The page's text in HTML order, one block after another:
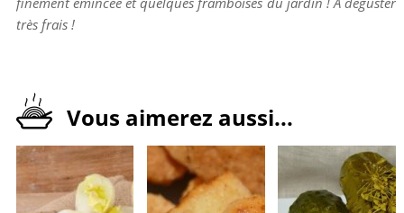
très frais !
Vous aimerez aussi...